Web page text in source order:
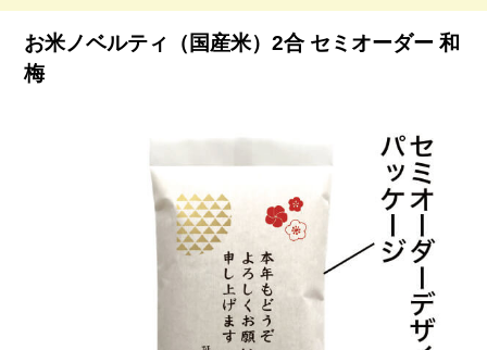
お米ノベルティ（国産米）2合 セミオーダー 和
梅